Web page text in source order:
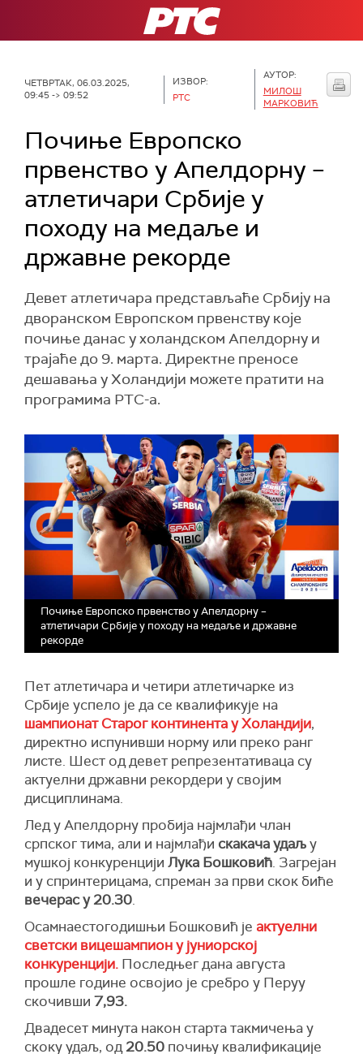
РТС
ЧЕТВРТАК, 06.03.2025,
09:45 -> 09:52
ИЗВОР:
РТС
АУТОР:
МИЛОШ
МАРКОВИЋ
Почиње Европско
првенство у Апелдорну –
атлетичари Србије у
походу на медаље и
државне рекорде
Девет атлетичара представљаће Србију на
дворанском Европском првенству које
почиње данас у холандском Апелдорну и
трајаће до 9. марта. Директне преносе
дешавања у Холандији можете пратити на
програмима РТС-а.
Почиње Европско првенство у Апелдорну –
атлетичари Србије у походу на медаље и државне
рекорде
Пет атлетичара и четири атлетичарке из
Србије успело је да се квалификује на
шампионат Старог континента у Холандији,
директно испунивши норму или преко ранг
листе. Шест од девет репрезентативаца су
актуелни државни рекордери у својим
дисциплинама.
Лед у Апелдорну пробија најмлађи члан
српског тима, али и најмлађи скакача удаљу
мушкој конкуренцији Лука Бошковић. Загрејан
и у спринтерицама, спреман за први скок биће
вечерас у 20.30.
Осамнаестогодишњи Бошковић је актуелни
светски вицешампион у јуниорској
конкуренцији. Последњег дана августа
прошле године освојио је сребро у Перуу
скочивши 7,93.
Двадесет минута након старта такмичења у
скоку удаљ, од20.50 почињу квалификације